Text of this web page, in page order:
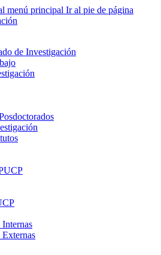
menú principal Ir al pie de página
de Investigación